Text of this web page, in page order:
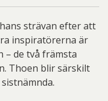
strävan efter att
inspiratörerna är
– de två främsta
Thoen blir särskilt